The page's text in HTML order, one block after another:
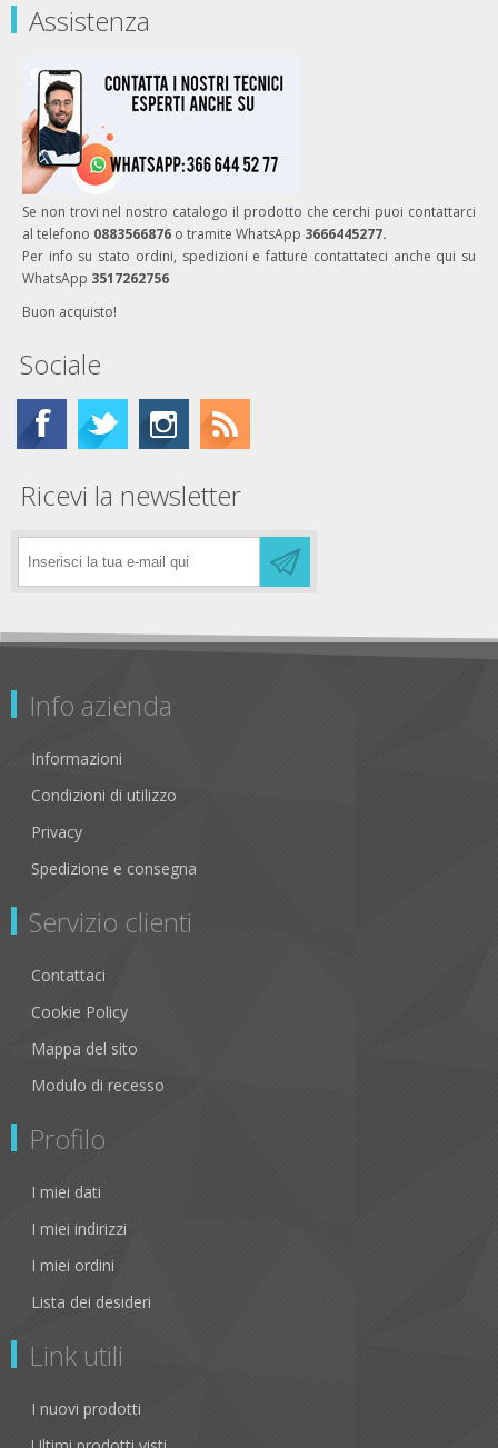
Assistenza
Se non trovi nel nostro catalogo il prodotto che cerchi puoi contattarci
al telefono 0883566876 o tramite WhatsApp 3666445277.
Per info su stato ordini, spedizioni e fatture contattateci anche qui su
WhatsApp 3517262756
Buon acquisto!
Sociale
Ricevi la newsletter
Info azienda
Informazioni
Condizioni di utilizzo
Privacy
Spedizione e consegna
Servizio clienti
Contattaci
Cookie Policy
Mappa del sito
Modulo di recesso
Profilo
I miei dati
I miei indirizzi
I miei ordini
Lista dei desideri
Link utili
I nuovi prodotti